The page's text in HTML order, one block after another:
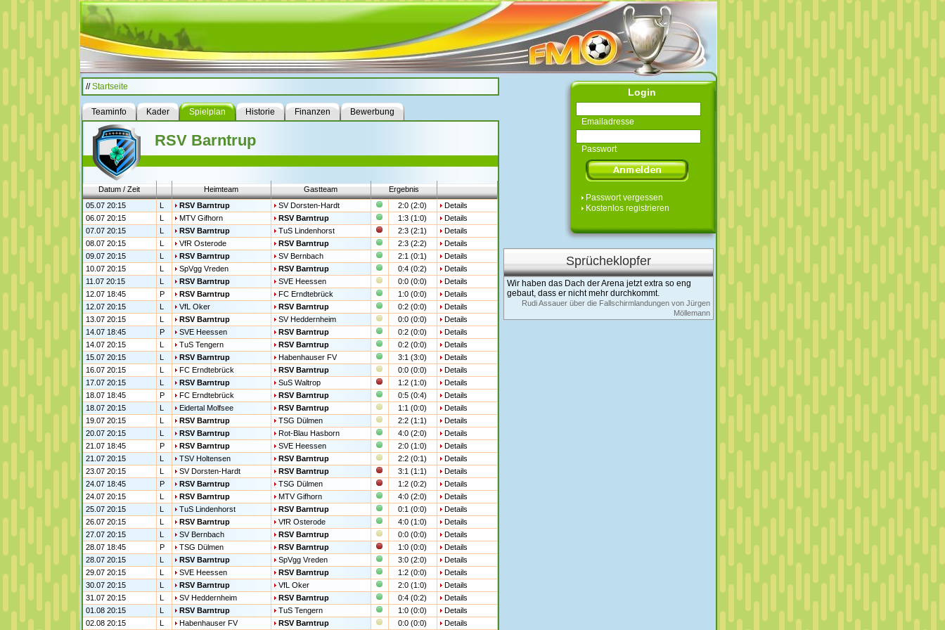
//Startseite
Teaminfo Kader Spielplan Historie Finanzen Bewerbung
RSV Barntrup
Datum / Zeit Heimteam Gastteam
Ergebnis
05.07 20:15
L RSV Barntrup SV Dorsten-Hardt 2:0 (2:0)
Details
06.07 20:15
L MTV Gifhorn RSV Barntrup 1:3 (1:0)
Details
07.07 20:15
L RSV Barntrup TuS Lindenhorst 2:3 (2:1)
Details
08.07 20:15
L VfR Osterode RSV Barntrup 2:3 (2:2)
Details
09.07 20:15
L RSV Barntrup SV Bernbach 2:1 (0:1)
Details
10.07 20:15
L SpVgg Vreden RSV Barntrup 0:4 (0:2)
Details
11.07 20:15
L RSV Barntrup SVE Heessen 0:0 (0:0)
Details
12.07 18:45
P RSV Barntrup FC Erndtebrück 1:0 (0:0)
Details
12.07 20:15
L VfL Oker RSV Barntrup 0:2 (0:0)
Details
13.07 20:15
L RSV Barntrup SV Heddernheim 0:0 (0:0)
Details
14.07 18:45
P SVE Heessen RSV Barntrup 0:2 (0:0)
Details
14.07 20:15
L TuS Tengern RSV Barntrup 0:2 (0:0)
Details
15.07 20:15
L RSV Barntrup Habenhauser FV 3:1 (3:0)
Details
16.07 20:15
L FC Erndtebrück RSV Barntrup 0:0 (0:0)
Details
17.07 20:15
L RSV Barntrup SuS Waltrop 1:2 (1:0)
Details
18.07 18:45
P FC Erndtebrück RSV Barntrup 0:5 (0:4)
Details
18.07 20:15
L Eidertal Molfsee RSV Barntrup 1:1 (0:0)
Details
19.07 20:15
L RSV Barntrup TSG Dülmen 2:2 (1:1)
Details
20.07 20:15
L RSV Barntrup Rot-Blau Hasborn 4:0 (2:0)
Details
21.07 18:45
P RSV Barntrup SVE Heessen 2:0 (1:0)
Details
21.07 20:15
L TSV Holtensen RSV Barntrup 2:2 (0:1)
Details
23.07 20:15
L SV Dorsten-Hardt RSV Barntrup 3:1 (1:1)
Details
24.07 18:45
P RSV Barntrup TSG Dülmen 1:2 (0:2)
Details
24.07 20:15
L RSV Barntrup MTV Gifhorn 4:0 (2:0)
Details
25.07 20:15
L TuS Lindenhorst RSV Barntrup 0:1 (0:0)
Details
26.07 20:15
L RSV Barntrup VfR Osterode 4:0 (1:0)
Details
27.07 20:15
L SV Bernbach RSV Barntrup 0:0 (0:0)
Details
28.07 18:45
P TSG Dülmen RSV Barntrup 1:0 (0:0)
Details
28.07 20:15
L RSV Barntrup SpVgg Vreden 3:0 (2:0)
Details
29.07 20:15
L SVE Heessen RSV Barntrup 1:2 (0:0)
Details
30.07 20:15
L RSV Barntrup VfL Oker 2:0 (1:0)
Details
31.07 20:15
L SV Heddernheim RSV Barntrup 0:4 (0:2)
Details
01.08 20:15
L RSV Barntrup TuS Tengern 1:0 (0:0)
Details
02.08 20:15
L Habenhauser FV RSV Barntrup 0:0 (0:0) Details
Login
Emailadresse
Passwort
Passwort vergessen
Kostenlos registrieren
Sprücheklopfer
Wir haben das Dach der Arena jetzt extra so eng
gebaut, dass er nicht mehr durchkommt.
Rudi Assauer über die Fallschirmlandungen von Jürgen
Möllemann